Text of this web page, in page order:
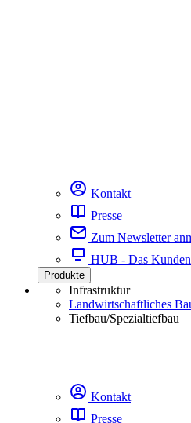
Kontakt
Presse
Zum Newsletter
HUB - Das
Produkte
Infrastruktur
Landwirtschaftliches
Tiefbau/Spezialtiefbau
Kontakt
Presse